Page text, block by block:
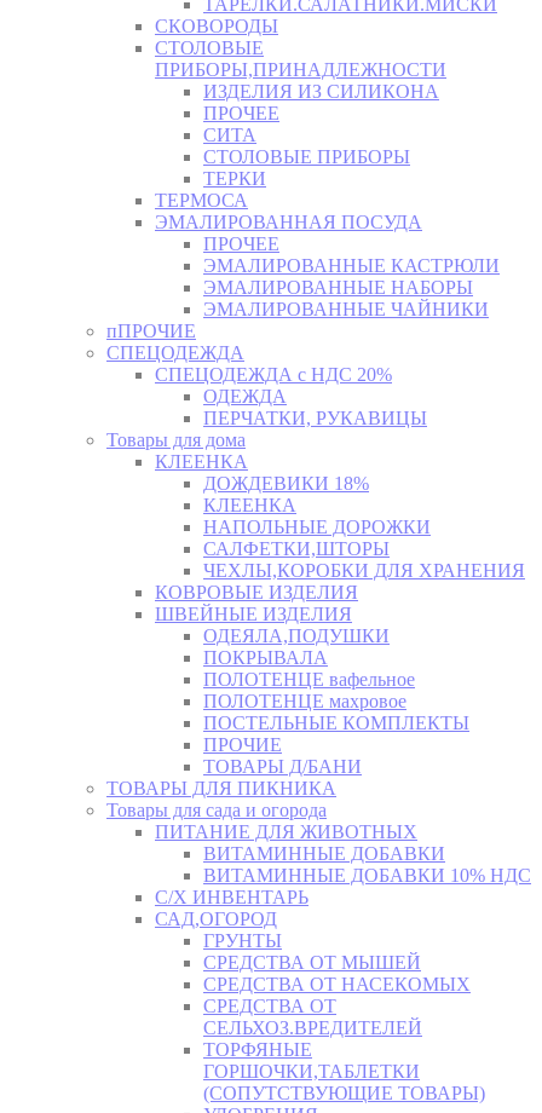
ТАРЕЛКИ.САЛАТНИКИ.МИСКИ
СКОВОРОДЫ
СТОЛОВЫЕ
ПРИБОРЫ,ПРИНАДЛЕЖНОСТИ
ИЗДЕЛИЯ ИЗ СИЛИКОНА
ПРОЧЕЕ
СИТА
СТОЛОВЫЕ ПРИБОРЫ
ТЕРКИ
ТЕРМОСА
ЭМАЛИРОВАННАЯ ПОСУДА
ПРОЧЕЕ
ЭМАЛИРОВАННЫЕ КАСТРЮЛИ
ЭМАЛИРОВАННЫЕ НАБОРЫ
ЭМАЛИРОВАННЫЕ ЧАЙНИКИ
пПРОЧИЕ
СПЕЦОДЕЖДА
СПЕЦОДЕЖДА с НДС 20%
ОДЕЖДА
ПЕРЧАТКИ, РУКАВИЦЫ
Товары для дома
КЛЕЕНКА
ДОЖДЕВИКИ 18%
КЛЕЕНКА
НАПОЛЬНЫЕ ДОРОЖКИ
САЛФЕТКИ,ШТОРЫ
ЧЕХЛЫ,КОРОБКИ ДЛЯ ХРАНЕНИЯ
КОВРОВЫЕ ИЗДЕЛИЯ
ШВЕЙНЫЕ ИЗДЕЛИЯ
ОДЕЯЛА,ПОДУШКИ
ПОКРЫВАЛА
ПОЛОТЕНЦЕ вафельное
ПОЛОТЕНЦЕ махровое
ПОСТЕЛЬНЫЕ КОМПЛЕКТЫ
ПРОЧИЕ
ТОВАРЫ Д/БАНИ
ТОВАРЫ ДЛЯ ПИКНИКА
Товары для сада и огорода
ПИТАНИЕ ДЛЯ ЖИВОТНЫХ
ВИТАМИННЫЕ ДОБАВКИ
ВИТАМИННЫЕ ДОБАВКИ 10% НДС
С/Х ИНВЕНТАРЬ
САД,ОГОРОД
ГРУНТЫ
СРЕДСТВА ОТ МЫШЕЙ
СРЕДСТВА ОТ НАСЕКОМЫХ
СРЕДСТВА ОТ
СЕЛЬХОЗ.ВРЕДИТЕЛЕЙ
ТОРФЯНЫЕ
ГОРШОЧКИ,ТАБЛЕТКИ
(СОПУТСТВУЮЩИЕ ТОВАРЫ)